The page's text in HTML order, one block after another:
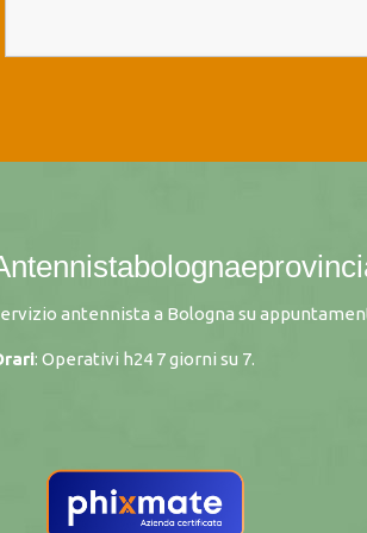
antennista a Bologna su
: Operativi h24 7 giorni su 7.